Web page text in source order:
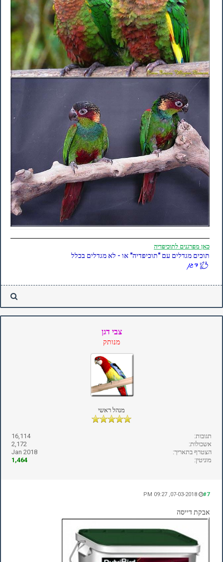
כאן מפרגנים לתוכיפדיה
תוכים מגדלים עם "תוכיפדיה" או - לא מגדלים בכלל
צבי דגן
מנותק
מנהל ראשי
תגובות:
16,114
אשכולות:
2,172
הצטרף בתאריך:
Jan 2018
מוניטין:
1,464
#7
אבקת דייסה